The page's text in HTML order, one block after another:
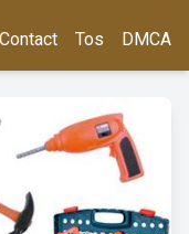
Contact Tos DMCA